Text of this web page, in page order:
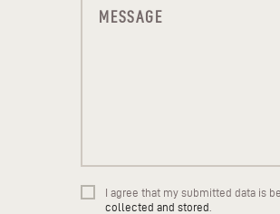
I agree that my submitted data is
collected and stored